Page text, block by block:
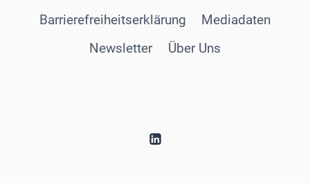
Barrierefreiheitserklärung
Mediadaten
Newsletter
Über Uns